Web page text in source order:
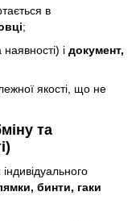
в
;
наявності) і документ,
якості, що не
та
бинти, гаки